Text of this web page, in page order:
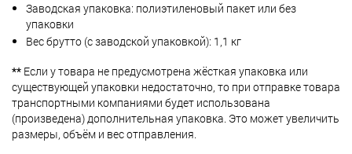
Заводская упаковка: полиэтиленовый пакет или без
упаковки
Вес брутто (с заводской упаковкой): 1,1 кг
** Если у товара не предусмотрена жёсткая упаковка или
существующей упаковки недостаточно, то при отправке товара
транспортными компаниями будет использована
(произведена) дополнительная упаковка. Это может увеличить
размеры, объём и вес отправления.